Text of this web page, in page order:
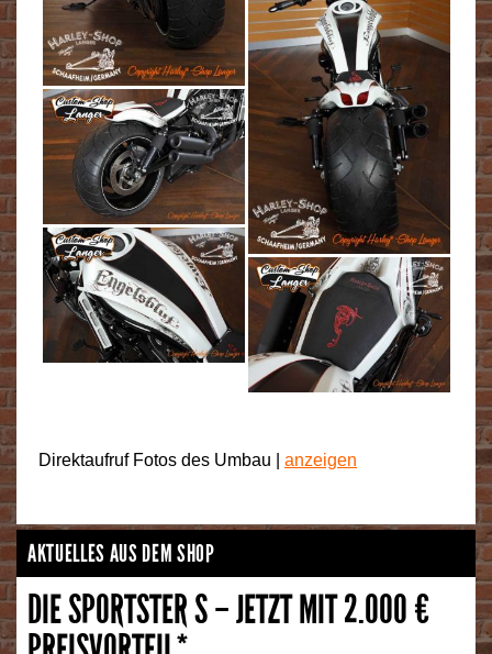
Direktaufruf Fotos des Umbau | anzeigen
AKTUELLES AUS DEM SHOP
DIE SPORTSTER S – JETZT MIT 2.000 €